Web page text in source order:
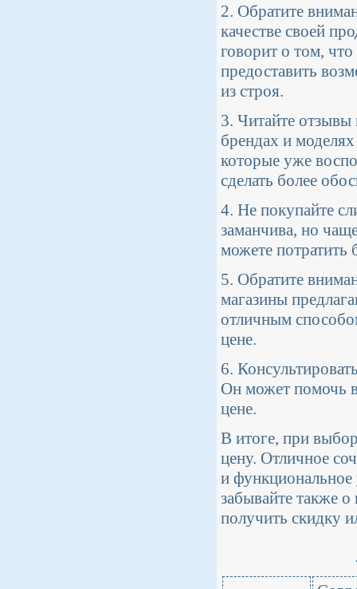
2. Обратите
качестве своей
говорит о том, что
предоставить
из строя.
3. Читайте
брендах и
которые уже
сделать более
4. Не покупайте
заманчива, но
можете потратить
5. Обратите
магазины
отличным
цене.
6.
Он может помочь
цене.
В итоге, при
цену. Отличное
и функциональное
забывайте также
получить скидку